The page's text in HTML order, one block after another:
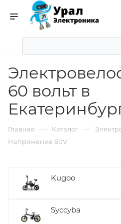
60 вольт в
Главная — Каталог —
Напряжение 60V
Kugoo
Syccyba